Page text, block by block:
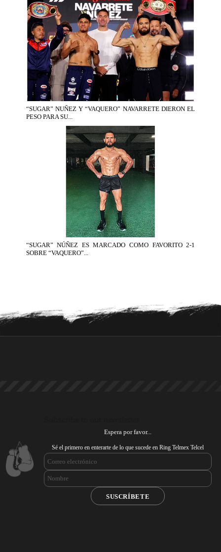
“SUGAR” NUÑEZ Y “VAQUERO” NAVARRETE DIERON EL
PESO PARA SU...
“SUGAR” NÚÑEZ ES MARCADO COMO FAVORITO 2-1
SOBRE “VAQUERO”...
Espera por favor...
Sé el primero en enterarte de lo que sucede en Ring Telmex Telcel